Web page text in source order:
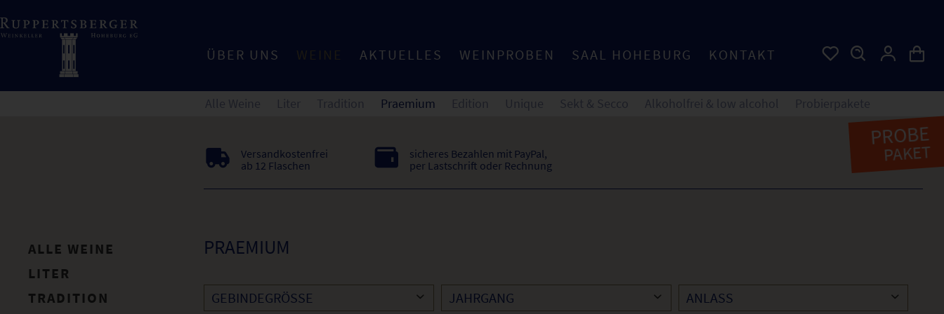
ÜBER UNS AKTUELLES WEINPROBEN SAAL HOHEBURG KONTAKT
Alle Weine Liter Tradition Praemium Edition Unique Sekt & Secco Alkoholfrei & low alcohol Probierpakete
ALLE WEINE
LITER
TRADITION
Versandkostenfrei
ab 12 Flaschen
sicheres Bezahlen mit PayPal,
per Lastschrift oder Rechnung
PRAEMIUM
GEBINDEGRÖSSE
JAHRGANG
ANLASS
PROBE
PAKET